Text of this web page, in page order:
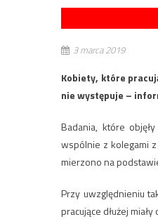
3 marca 2019
Kobiety, które
nie występuje –
Badania, które
wspólnie z kolegami
mierzono na
Przy uwzględnieniu
pracujące dłużej